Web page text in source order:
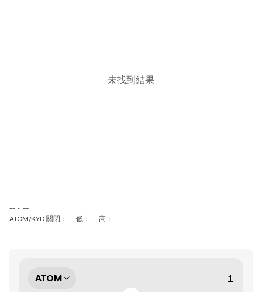
未找到結果
-- ~ --
ATOM/KYD 關閉：-- 低：-- 高：--
ATOM